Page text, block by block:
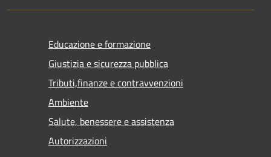
Educazione e formazione
Giustizia e sicurezza pubblica
Tributi,finanze e contravvenzioni
Ambiente
Salute, benessere e assistenza
Autorizzazioni